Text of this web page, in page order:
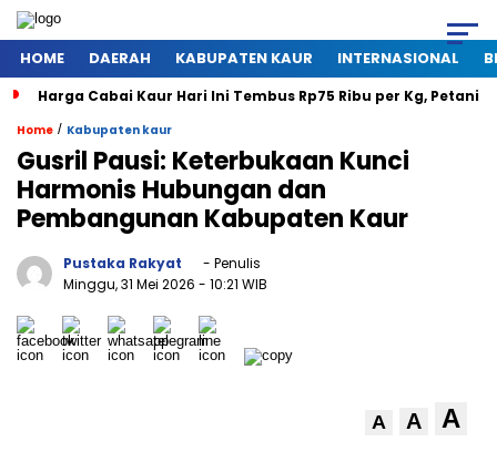
HOME DAERAH KABUPATEN KAUR INTERNASIONAL
Harga Cabai Kaur Hari Ini Tembus Rp75 Ribu per Kg, Petani
Home / Kabupaten kaur
Gusril Pausi: Keterbukaan Kunci
Harmonis Hubungan dan
Pembangunan Kabupaten Kaur
Pustaka Rakyat
- Penulis
Minggu, 31 Mei 2026 - 10:21 WIB
A A A